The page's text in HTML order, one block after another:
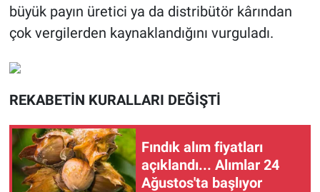
büyük payın üretici ya da distribütör kârından
çok vergilerden kaynaklandığını vurguladı.
REKABETİN KURALLARI DEĞİŞTİ
Fındık alım fiyatları
açıklandı... Alımlar 24
Ağustos'ta başlıyor